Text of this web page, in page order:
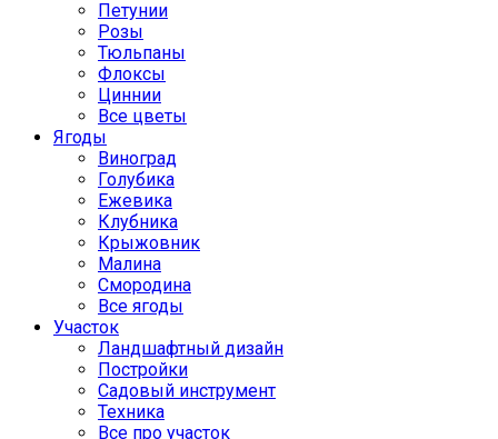
Петунии
Розы
Тюльпаны
Флоксы
Циннии
Все цветы
Ягоды
Виноград
Голубика
Ежевика
Клубника
Крыжовник
Малина
Смородина
Все ягоды
Участок
Ландшафтный дизайн
Постройки
Садовый инструмент
Техника
Все про участок